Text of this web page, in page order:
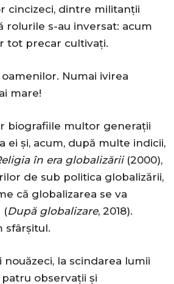
cincizeci, dintre militanții
rolurile s-au inversat: acum
tot precar cultivați.
Numai ivirea
mare!
biografiile multor generații
și, acum, după multe indicii,
în era globalizării(2000),
de sub politica globalizării,
că globalizarea se va
(După globalizare, 2018).
sfârșitul.
la scindarea lumii
observații și